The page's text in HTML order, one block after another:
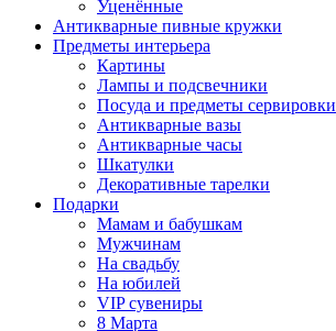
Уценённые
Антикварные пивные кружки
Предметы интерьера
Картины
Лампы и подсвечники
Посуда и предметы сервировки
Антикварные вазы
Антикварные часы
Шкатулки
Декоративные тарелки
Подарки
Мамам и бабушкам
Мужчинам
На свадьбу
На юбилей
VIP сувениры
8 Марта